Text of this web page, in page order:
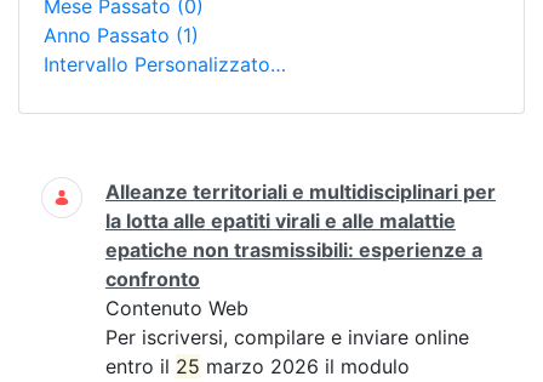
Mese Passato (0)
Anno Passato (1)
Intervallo Personalizzato…
Ricerca
Alleanze territoriali e multidisciplinari per
la lotta alle epatiti virali e alle malattie
epatiche non trasmissibili: esperienze a
confronto
Contenuto Web
Per iscriversi, compilare e inviare online
entro il 25 marzo 2026 il modulo